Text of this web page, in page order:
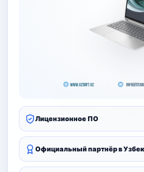
Лицензионное ПО
Официальный партнёр в